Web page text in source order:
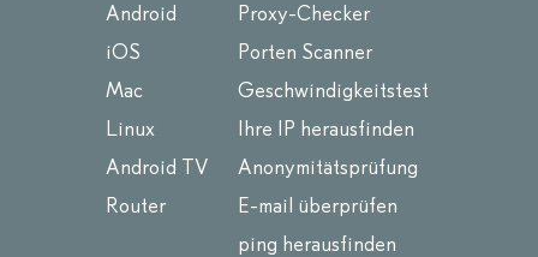
Android
iOS
Mac
Linux
Android TV
Router
Proxy-Checker
Porten Scanner
Geschwindigkeitstest
Ihre IP herausfinden
Anonymitätsprüfung
E-mail überprüfen
ping herausfinden